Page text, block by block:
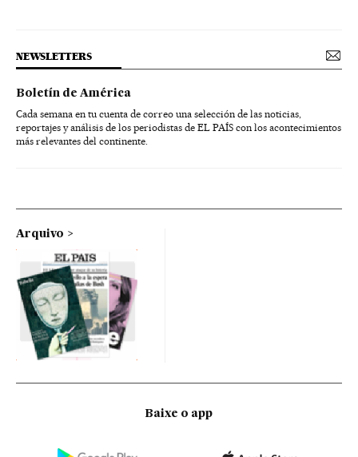
NEWSLETTERS
Boletín de América
Cada semana en tu cuenta de correo una selección de las noticias,
reportajes y análisis de los periodistas de EL PAÍS con los acontecimientos
más relevantes del continente.
Arquivo
Baixe o app